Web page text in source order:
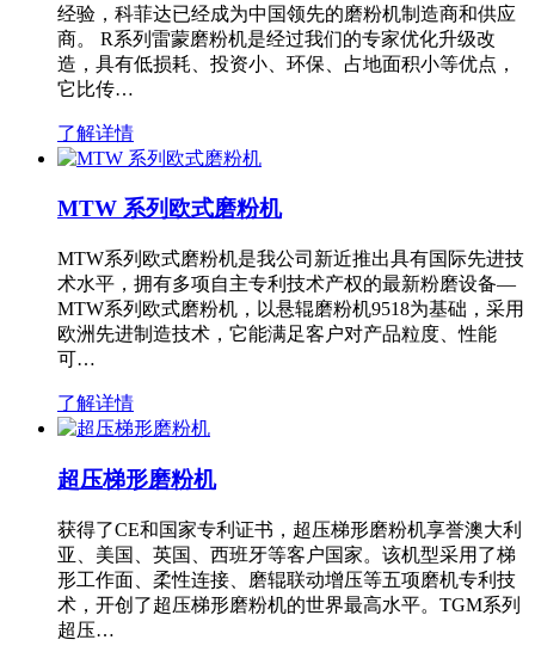
经验，科菲达已经成为中国领先的磨粉机制造商和供应
商。 R系列雷蒙磨粉机是经过我们的专家优化升级改
造，具有低损耗、投资小、环保、占地面积小等优点，
它比传…
了解详情
MTW 系列欧式磨粉机
MTW系列欧式磨粉机是我公司新近推出具有国际先进技
术水平，拥有多项自主专利技术产权的最新粉磨设备—
MTW系列欧式磨粉机，以悬辊磨粉机9518为基础，采用
欧洲先进制造技术，它能满足客户对产品粒度、性能
可…
了解详情
超压梯形磨粉机
获得了CE和国家专利证书，超压梯形磨粉机享誉澳大利
亚、美国、英国、西班牙等客户国家。该机型采用了梯
形工作面、柔性连接、磨辊联动增压等五项磨机专利技
术，开创了超压梯形磨粉机的世界最高水平。TGM系列
超压…